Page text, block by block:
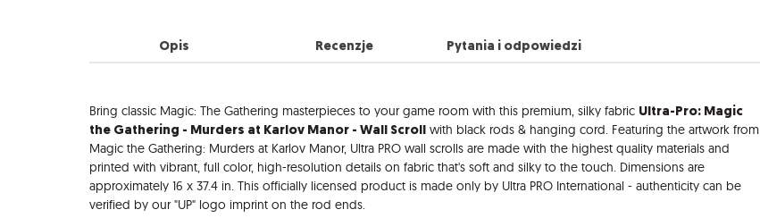
Opis Recenzje Pytania i odpowiedzi
Opis
Bring classic Magic: The Gathering masterpieces to your game room with this premium, silky fabric Ultra-Pro: Magic
the Gathering - Murders at Karlov Manor - Wall Scroll with black rods & hanging cord. Featuring the artwork from
Magic the Gathering: Murders at Karlov Manor, Ultra PRO wall scrolls are made with the highest quality materials and
printed with vibrant, full color, high-resolution details on fabric that's soft and silky to the touch. Dimensions are
approximately 16 x 37.4 in. This officially licensed product is made only by Ultra PRO International - authenticity can be
verified by our "UP" logo imprint on the rod ends.